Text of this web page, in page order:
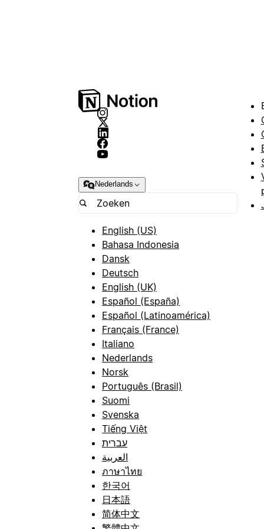
Nederlands
English (US)
Bahasa Indonesia
Dansk
Deutsch
English (UK)
Español (España)
Español (Latinoamérica)
Français (France)
Italiano
Nederlands
Norsk
Português (Brasil)
Suomi
Svenska
Tiếng Việt
עברית
العربية
ภาษาไทย
한국어
日本語
简体中文